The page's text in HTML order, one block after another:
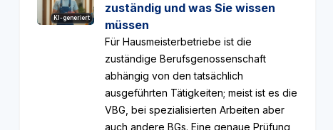
KI-generiert
zuständig und was Sie wissen
müssen
Für Hausmeisterbetriebe ist die
zuständige Berufsgenossenschaft
abhängig von den tatsächlich
ausgeführten Tätigkeiten; meist ist es die
VBG, bei spezialisierten Arbeiten aber
auch andere BGs. Eine genaue Prüfung